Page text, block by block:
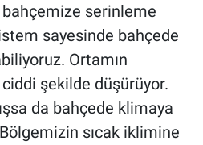
serinleme
sayesinde bahçede
Ortamın
ciddi şekilde düşürüyor.
da bahçede klimaya
sıcak iklimine